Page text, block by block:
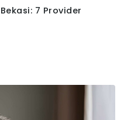
7 Provider